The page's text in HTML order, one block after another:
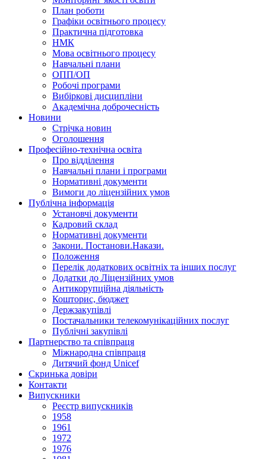
План роботи
Графіки освітнього процесу
Практична підготовка
НМК
Мова освiтнього процесу
Навчальнi плани
ОПП/ОП
Робочі програми
Вибiрковi дисциплiни
Академічна доброчесність
Новини
Стрічка новин
Оголошення
Професійно-технічна освіта
Про відділення
Навчальні плани і програми
Нормативнi документи
Вимоги до ліцензійних умов
Публічна інформація
Установчi документи
Кадровий склад
Нормативнi документи
Закони. Постанови.Накази.
Положення
Перелік додаткових освітніх та інших послуг
Додатки до Ліцензійних умов
Антикорупційна діяльність
Кошторис, бюджет
Держзакупiвлi
Постачальники телекомунікаційних послуг
Публічні закупівлі
Партнерство та співпраця
Міжнародна співпраця
Дитячий фонд Unicef
Скринька довіри
Контакти
Випускники
Реєстр випускників
1958
1961
1972
1976